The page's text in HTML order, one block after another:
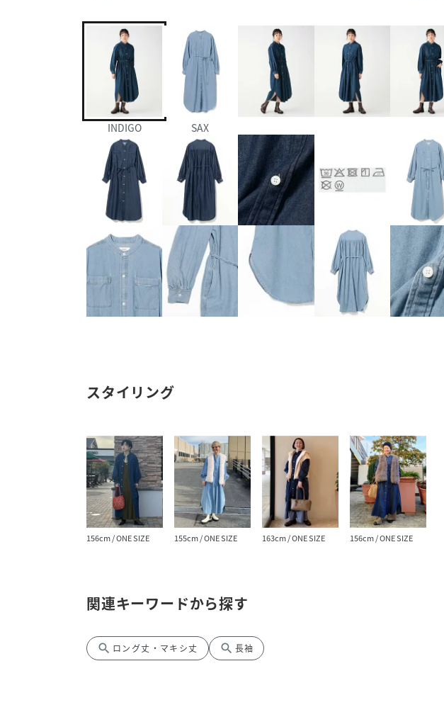
INDIGO SAX
スタイリング
156cm / ONE SIZE 155cm / ONE SIZE 163cm / ONE SIZE 156cm / ONE SIZE
関連キーワードから探す
search ロング丈・マキシ丈 search 長袖